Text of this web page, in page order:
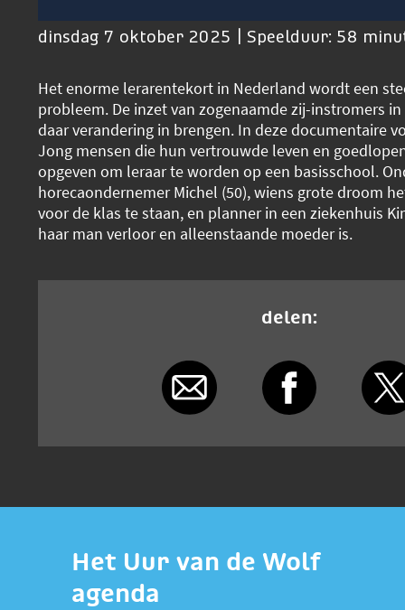
dinsdag 7 oktober 2025 | Speelduur: 58
Het enorme lerarentekort in Nederland wordt een
probleem. De inzet van zogenaamde zij-instromers
daar verandering in brengen. In deze documentaire
Jong mensen die hun vertrouwde leven en
opgeven om leraar te worden op een basisschool.
horecaondernemer Michel (50), wiens grote droom
voor de klas te staan, en planner in een ziekenhuis
haar man verloor en alleenstaande moeder is.
delen:
Het Uur van de Wolf
agenda